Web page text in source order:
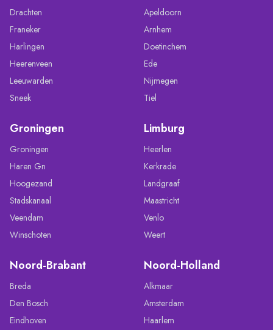
Drachten
Franeker
Harlingen
Heerenveen
Leeuwarden
Sneek
Apeldoorn
Arnhem
Doetinchem
Ede
Nijmegen
Tiel
Groningen
Groningen
Haren Gn
Hoogezand
Stadskanaal
Veendam
Winschoten
Limburg
Heerlen
Kerkrade
Landgraaf
Maastricht
Venlo
Weert
Noord-Brabant
Breda
Den Bosch
Eindhoven
Noord-Holland
Alkmaar
Amsterdam
Haarlem